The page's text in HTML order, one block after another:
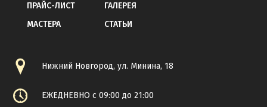
ПРАЙС-ЛИСТ
МАСТЕРА
ГАЛЕРЕЯ
СТАТЬИ
Нижний Новгород, ул. Минина, 18
ЕЖЕДНЕВНО с 09:00 до 21:00